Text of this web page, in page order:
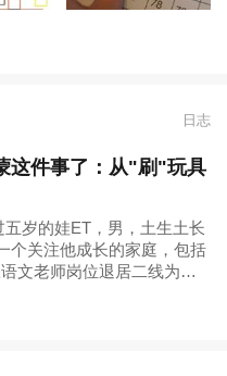
日志
这件事了：从"刷"玩具
岁的娃ET，男，土生土长
个关注他成长的家庭，包括
文老师岗位退居二线为大